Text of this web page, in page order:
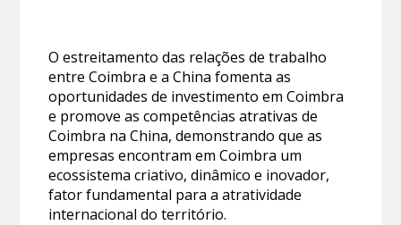
O estreitamento das relações de trabalho
entre Coimbra e a China fomenta as
oportunidades de investimento em Coimbra
e promove as competências atrativas de
Coimbra na China, demonstrando que as
empresas encontram em Coimbra um
ecossistema criativo, dinâmico e inovador,
fator fundamental para a atratividade
internacional do território.